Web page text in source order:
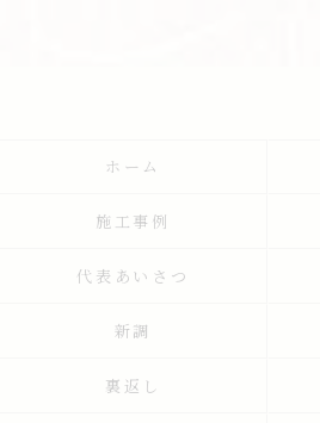
ホーム
施工事例
代表あいさつ
新調
裏返し